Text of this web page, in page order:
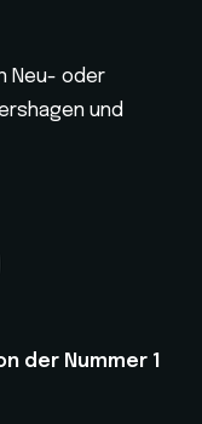
Neu- oder
und
der Nummer 1